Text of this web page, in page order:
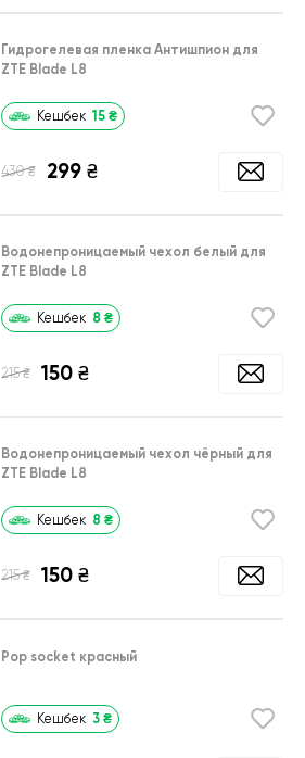
Гидрогелевая пленка Антишпион для
ZTE Blade L8
Кешбек 15 ₴
430 ₴ 299 ₴
Водонепроницаемый чехол белый для
ZTE Blade L8
Кешбек 8 ₴
215 ₴ 150 ₴
Водонепроницаемый чехол чёрный для
ZTE Blade L8
Кешбек 8 ₴
215 ₴ 150 ₴
Pop socket красный
Кешбек 3 ₴